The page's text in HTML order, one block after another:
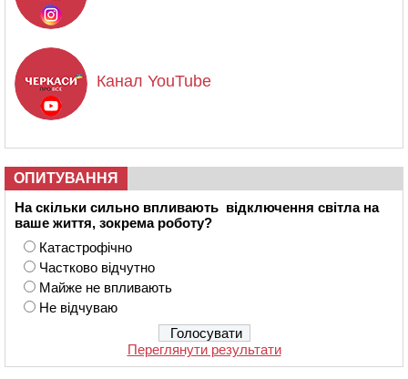
Канал YouTube
ОПИТУВАННЯ
На скільки сильно впливають відключення світла на
ваше життя, зокрема роботу?
Катастрофічно
Частково відчутно
Майже не впливають
Не відчуваю
Переглянути результати